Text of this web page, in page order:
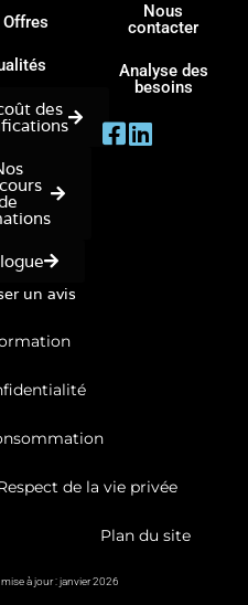
Offres
des
un avis
Nous
contacter
Analyse des
besoins
de la vie privée
Plan du site
mise à jour : janvier 2026